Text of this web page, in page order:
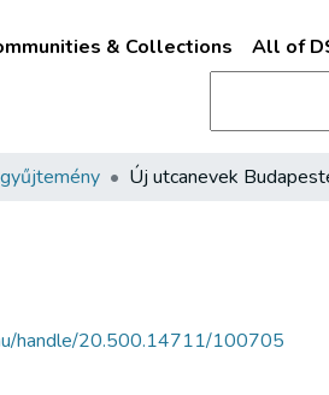
& Collections All of
Új utcanevek
handle/20.500.14711/100705